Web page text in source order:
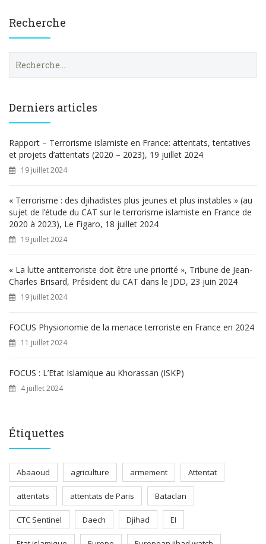
Recherche
e
h
e
r
Derniers articles
Rapport – Terrorisme islamiste en France: attentats, tentatives
et projets d’attentats (2020 – 2023), 19 juillet 2024
19 juillet 2024
« Terrorisme : des djihadistes plus jeunes et plus instables » (au
sujet de l’étude du CAT sur le terrorisme islamiste en France de
2020 à 2023), Le Figaro, 18 juillet 2024
19 juillet 2024
« La lutte antiterroriste doit être une priorité », Tribune de Jean-
Charles Brisard, Président du CAT dans le JDD, 23 juin 2024
19 juillet 2024
FOCUS Physionomie de la menace terroriste en France en 2024
11 juillet 2024
FOCUS : L’Etat Islamique au Khorassan (ISKP)
4 juillet 2024
Étiquettes
Abaaoud agriculture armement Attentat
attentats attentats de Paris Bataclan
CTC Sentinel Daech Djihad EI